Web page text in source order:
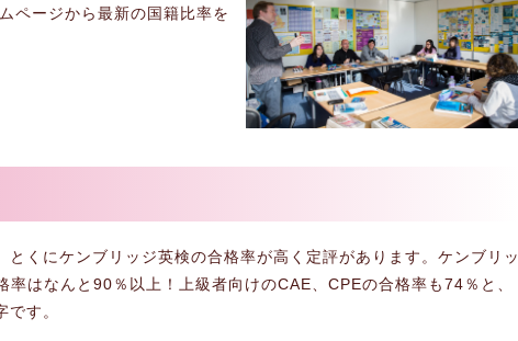
ページから最新の国籍比率を
とくにケンブリッジ英検の合格率が高く定評があります。ケンブリッ
率はなんと90％以上！上級者向けのCAE、CPEの合格率も74％と、
す。